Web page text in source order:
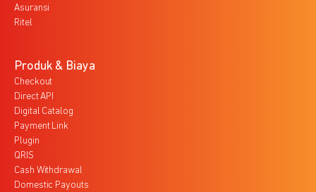
Asuransi
Ritel
Produk & Biaya
Checkout
Direct API
Digital Catalog
Payment Link
Plugin
QRIS
Cash Withdrawal
Domestic Payouts